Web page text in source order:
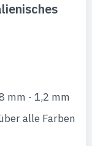
mm - 1,2 mm
alle Farben